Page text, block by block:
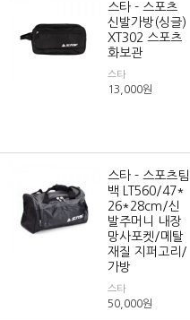
스타 - 스포츠
신발가방(싱글)
XT302 스포츠
화보관
스타
13,000원
스타 - 스포츠팀
백 LT560/47*
26*28cm/신
발주머니 내장
망사포켓/메탈
재질 지퍼고리/
가방
스타
50,000원